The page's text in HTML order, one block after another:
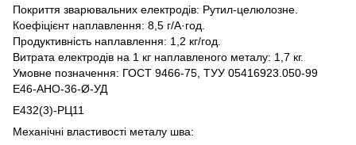
Покриття зварювальних електродів: Рутил-целюлозне.
Коефіцієнт наплавлення: 8,5 г/А·год.
Продуктивність наплавлення: 1,2 кг/год.
Витрата електродів на 1 кг наплавленого металу: 1,7 кг.
Умовне позначення: ГОСТ 9466-75, ТУУ 05416923.050-99
Е46-АНО-36-Ø-УД
Е432(3)-РЦ11
Механічні властивості металу шва: